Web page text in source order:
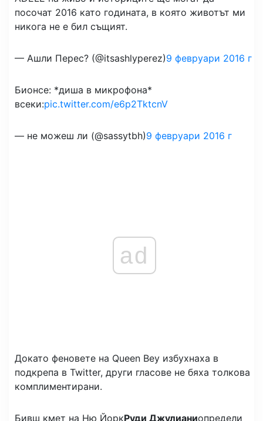
посочат 2016 като годината, в която животът ми
никога не е бил същият.
— Ашли Перес? (@itsashlyperez)9 февруари 2016 г
Бионсе: *диша в микрофона*
всеки:pic.twitter.com/e6p2TktcnV
— не можеш ли (@sassytbh)9 февруари 2016 г
ad
Докато феновете на Queen Bey избухнаха в
подкрепа в Twitter, други гласове не бяха толкова
комплиментирани.
Бивш кмет на Ню ЙоркРуди Джулианиопредели